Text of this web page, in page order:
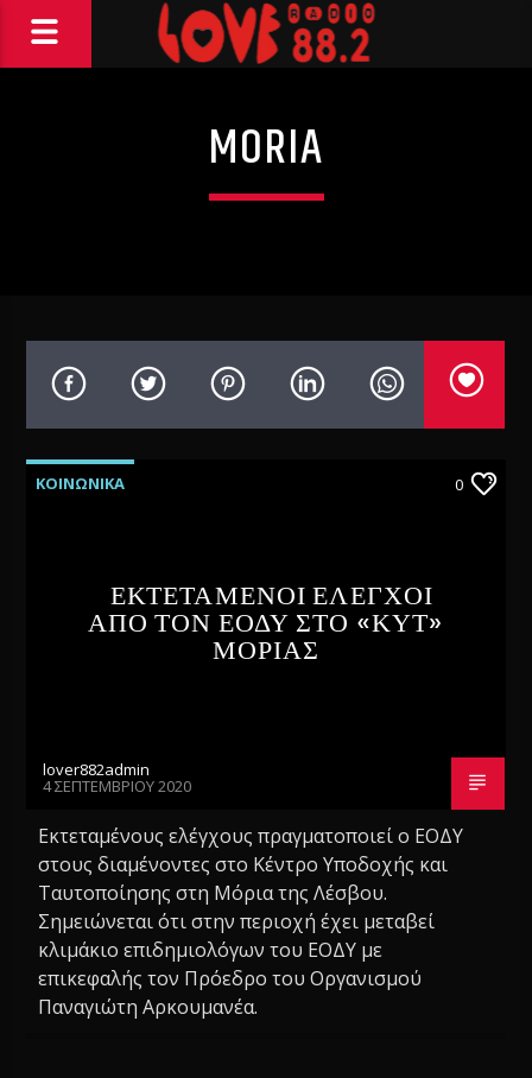
MORIA
ΚΟΙΝΩΝΙΚΑ 0
ΕΚΤΕΤΑΜΕΝΟΙ ΕΛΕΓΧΟΙ
ΑΠΟ ΤΟΝ ΕΟΔΥ ΣΤΟ «ΚΥΤ»
ΜΟΡΙΑΣ
lover882admin
4 ΣΕΠΤΕΜΒΡΊΟΥ 2020
Εκτεταμένους ελέγχους πραγματοποιεί ο ΕΟΔΥ
στους διαμένοντες στο Κέντρο Υποδοχής και
Ταυτοποίησης στη Μόρια της Λέσβου.
Σημειώνεται ότι στην περιοχή έχει μεταβεί
κλιμάκιο επιδημιολόγων του ΕΟΔΥ με
επικεφαλής τον Πρόεδρο του Οργανισμού
Παναγιώτη Αρκουμανέα.